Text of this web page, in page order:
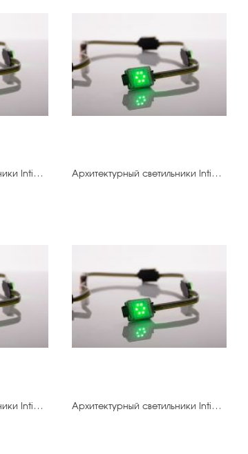
Архитектурный светильники IntiDOT-50.500 IMF6-0,3FC-120CL24 Архитектурный светильники IntiDOT-10.400 IMF6-0,3FC-120CL24
Архитектурный светильники IntiDOT-40.400 IMF6-0,3FC-120CL24 Архитектурный светильники IntiDOT-50.400 IMF6-0,3FC-120CL24